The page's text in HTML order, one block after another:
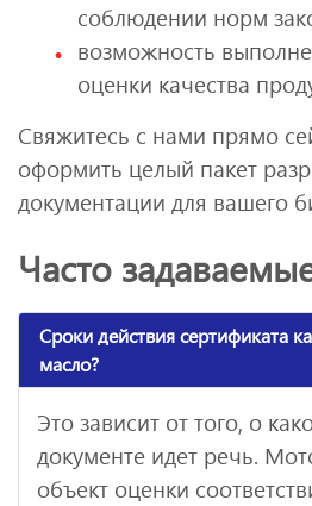
соблюдении норм
возможность
оценки качества
Свяжитесь с нами прямо
оформить целый пакет
документации для вашего
Часто
Сроки действия сертификата
масло?
Это зависит от того, о
документе идет речь.
объект оценки